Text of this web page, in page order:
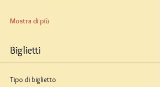
Mostra di più
Biglietti
Tipo di biglietto